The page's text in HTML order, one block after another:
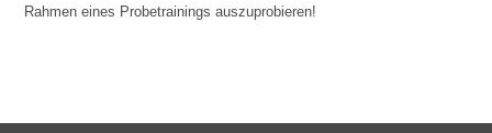
Rahmen eines Probetrainings auszuprobieren!